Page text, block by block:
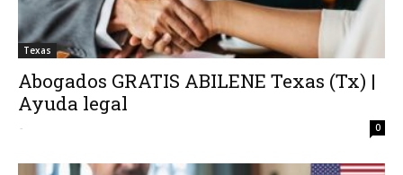
Texas
Abogados GRATIS ABILENE Texas (Tx) |
Ayuda legal
- 0